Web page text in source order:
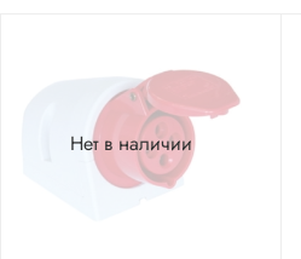
Нет в наличии